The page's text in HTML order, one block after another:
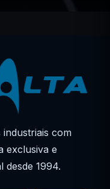
com
exclusiva e
desde 1994.